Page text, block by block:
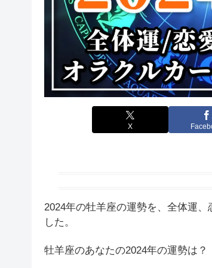
X
2024年の牡羊座の運勢を、全体運
した。
牡羊座のあなたの2024年の運勢は？